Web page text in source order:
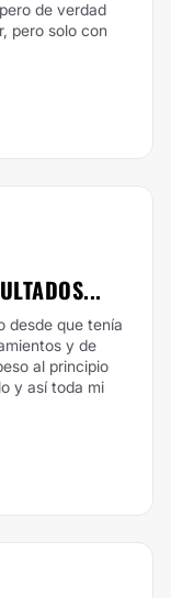
de verdad
pero solo con
desde que tenía
y de
al principio
y así toda mi